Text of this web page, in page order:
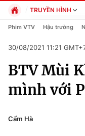
Chuyên mục
Chính trị
TRUYỀN HÌNH
Chính trị
Pháp luật
Kinh tế
Thể thao
Truyền hình
Phim VTV Hậu trường
30/08/2021 11:21
BTV Mùi
mình với
Cẩm Hà